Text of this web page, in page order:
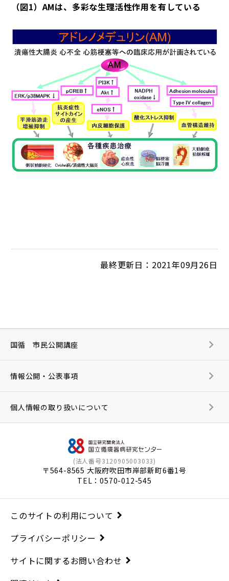
（図1）AMは、多彩な生理活性作用を有している
最終更新日：2021年09月26日
(法人番号3120905003033)
〒564-8565 大阪府吹田市岸部新町6番1号
TEL：0570-012-545
国循 市民公開講座
情報公開・公表事項
個人情報の取り扱いについて
このサイトの利用について
プライバシーポリシー
サイトに関するお問い合わせ